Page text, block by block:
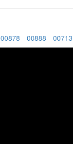
00878 00888 00713